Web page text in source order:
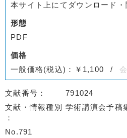
本サイト上にてダウンロード・
形態
PDF
価格
一般価格(税込)：￥1,100
文献番号
791024
文献・情報種別
学術講演会予稿
No.791